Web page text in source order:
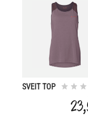
SVEIT TOP